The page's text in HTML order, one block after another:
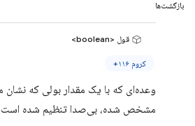
بازگشت‌ها
قول <boolean>
کروم ۱۱۶+
وعده‌ای که با یک مقدار بولی که نشان
مشخص شده، بی‌صدا تنظیم شده است